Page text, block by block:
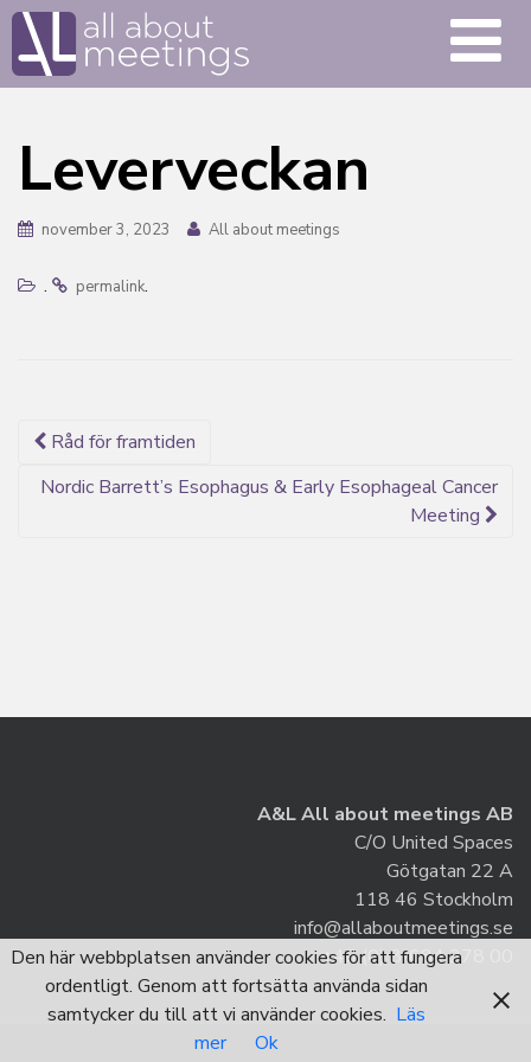
Leverveckan
november 3, 2023 All about meetings
. permalink.
Inlägg
navigering
Råd för framtiden
Nordic Barrett’s Esophagus & Early Esophageal Cancer
Meeting
A&L All about meetings AB
C/O United Spaces
Götgatan 22 A
118 46 Stockholm
info@allaboutmeetings.se
+46 (0) 8-684 278 00
Den här webbplatsen använder cookies för att fungera
ordentligt. Genom att fortsätta använda sidan
samtycker du till att vi använder cookies. Läs
mer
Ok